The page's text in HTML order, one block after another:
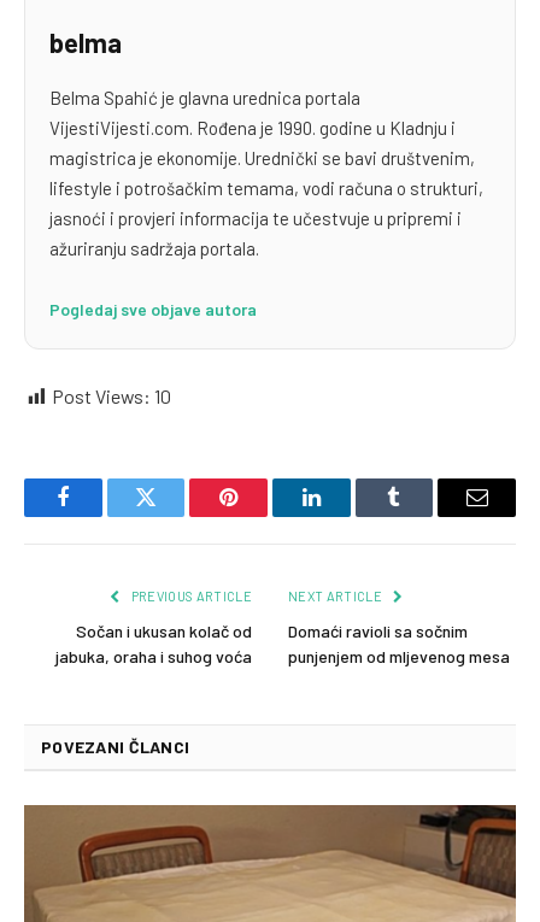
belma
Belma Spahić je glavna urednica portala
VijestiVijesti.com. Rođena je 1990. godine u Kladnju i
magistrica je ekonomije. Urednički se bavi društvenim,
lifestyle i potrošačkim temama, vodi računa o strukturi,
jasnoći i provjeri informacija te učestvuje u pripremi i
ažuriranju sadržaja portala.
Pogledaj sve objave autora
Post Views: 10
FacebookTwitter Pinterest LinkedInTumblr Email
PREVIOUS ARTICLE
Sočan i ukusan kolač od
jabuka, oraha i suhog voća
NEXT ARTICLE
Domaći ravioli sa sočnim
punjenjem od mljevenog mesa
POVEZANI ČLANCI